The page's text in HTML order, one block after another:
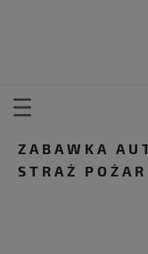
ZABAWKA
STRAŻ